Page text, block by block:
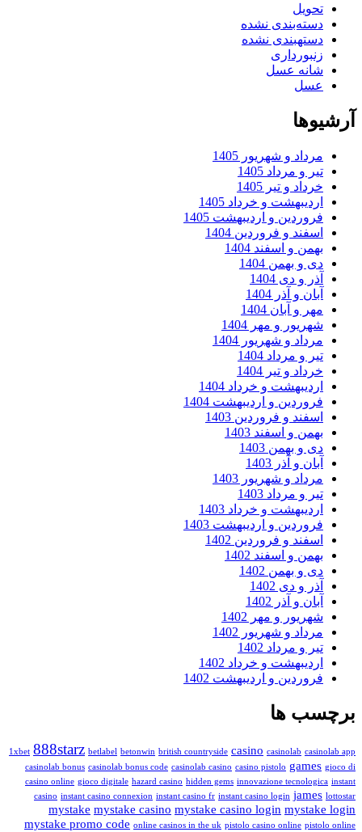
تحویل
دسته‌بندی نشده
دستهبندی نشده
زنبورداری
شانه عسل
عسل
آرشیوها
مرداد و شهریور 1405
تیر و مرداد 1405
خرداد و تیر 1405
اردیبهشت و خرداد 1405
فروردین و اردیبهشت 1405
اسفند و فروردین 1404
بهمن و اسفند 1404
دی و بهمن 1404
آذر و دی 1404
آبان و آذر 1404
مهر و آبان 1404
شهریور و مهر 1404
مرداد و شهریور 1404
تیر و مرداد 1404
خرداد و تیر 1404
اردیبهشت و خرداد 1404
فروردین و اردیبهشت 1404
اسفند و فروردین 1403
بهمن و اسفند 1403
دی و بهمن 1403
آبان و آذر 1403
مرداد و شهریور 1403
تیر و مرداد 1403
اردیبهشت و خرداد 1403
فروردین و اردیبهشت 1403
اسفند و فروردین 1402
بهمن و اسفند 1402
دی و بهمن 1402
آذر و دی 1402
آبان و آذر 1402
شهریور و مهر 1402
مرداد و شهریور 1402
تیر و مرداد 1402
اردیبهشت و خرداد 1402
فروردین و اردیبهشت 1402
برچسب ها
1xbet 888starz betlabel betonwin british countryside casino casinolab casinolab app
casinolab bonus casinolab bonus code casinolab casino casino pistolo games gioco di
casino online gioco digitale hazard casino hidden gems innovazione tecnologica instant
casino instant casino connexion instant casino fr instant casino login james lottostar
mystake mystake casino mystake casino login mystake login
mystake promo code online casinos in the uk pistolo casino online pistolo online